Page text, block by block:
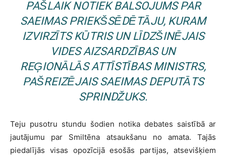
PAŠLAIK NOTIEK BALSOJUMS PAR
SAEIMAS PRIEKŠSĒDĒTĀJU, KURAM
IZVIRZĪTS KŪTRIS UN LĪDZŠINĒJAIS
VIDES AIZSARDZĪBAS UN
REĢIONĀLĀS ATTĪSTĪBAS MINISTRS,
PAŠREIZĒJAIS SAEIMAS DEPUTĀTS
SPRINDŽUKS.
Teju pusotru stundu šodien notika debates saistībā ar
jautājumu par Smiltēna atsaukšanu no amata. Tajās
piedalījās visas opozīcijā esošās partijas, atsevišķiem